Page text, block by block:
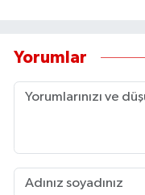
Yorumlar